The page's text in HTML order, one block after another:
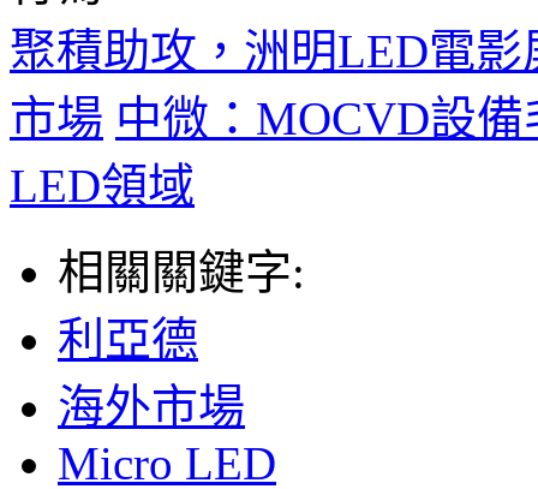
聚積助攻，洲明LED電
市場 中微：MOCVD設
LED領域
相關關鍵字:
利亞德
海外市場
Micro LED